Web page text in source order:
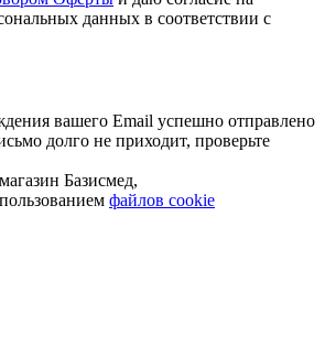
данных в соответствии с
вашего Email успешно отправлено
долго не приходит, проверьте
Базисмед,
файлов cookie